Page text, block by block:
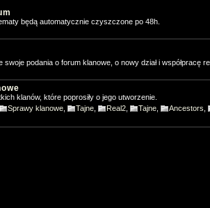
będą automatycznie czyszczone po 48h.
swoje podania o forum klanowe, o nowy dział i współpracę
klanów, które poprosiły o jego utworzenie.
Sprawy klanowe Tajne Real2 Tajne Ancestors
- 2026-03-14 01:51:46
https://prime-myko.com/-
- 2026-06-08 08:47:27
⭐OhaGaming.com v1534 ✅NEW
19.06.2026
- 2026-06-29 02:14:24